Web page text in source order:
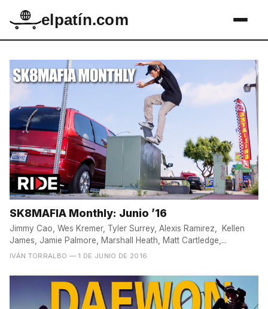
elpatín.com
SK8MAFIA Monthly: Junio ’16
Jimmy Cao, Wes Kremer, Tyler Surrey, Alexis Ramirez, Kellen
James, Jamie Palmore, Marshall Heath, Matt Cartledge,...
IVÁN TORRALBO — 1 DE JUNIO DE 2016